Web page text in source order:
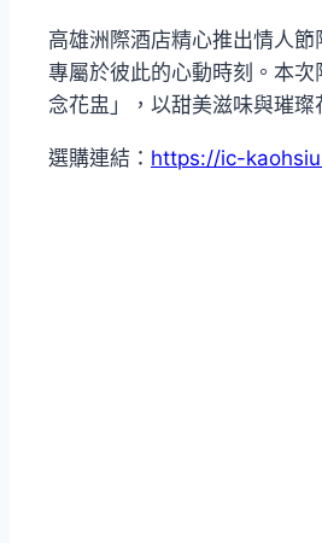
高雄洲際酒店精心推出情人
專屬於彼此的心動時刻。本
念花盅」，以甜美滋味與璀
選購連結： https://ic-